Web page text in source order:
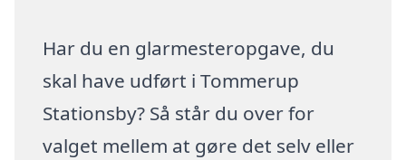
Har du en glarmesteropgave, du
skal have udført i Tommerup
Stationsby? Så står du over for
valget mellem at gøre det selv eller